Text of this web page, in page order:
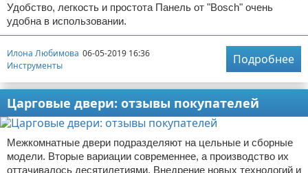
Удобство, легкость и простота Панель от "Bosch" очень
удобна в использовании.
Илона Любимова 06-05-2019 16:36
Инструменты
Подробнее
Царговые двери: отзывы покупателей
Межкомнатные двери подразделяют на цельные и сборные
модели. Вторые вариации современнее, а производство их
оттачивалось десятилетиями. Внедрение новых технологий и